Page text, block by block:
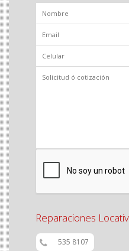
Reparaciones
535 8107